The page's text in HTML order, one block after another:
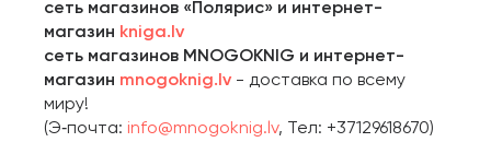
сеть магазинов «Полярис» и интернет-
магазин kniga.lv
сеть магазинов MNOGOKNIG и интернет-
магазин mnogoknig.lv - доставка по всему
миру!
(Э‑почта: info@mnogoknig.lv, Тел: +37129618670)